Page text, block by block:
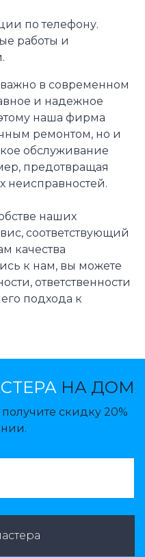
по телефону.
работы и
в современном
и надежное
наша фирма
ремонтом, но и
обслуживание
предотвращая
неисправностей.
наших
соответствующий
качества
к нам, вы можете
ответственности
подхода к
НА ДОМ
скидку 20%